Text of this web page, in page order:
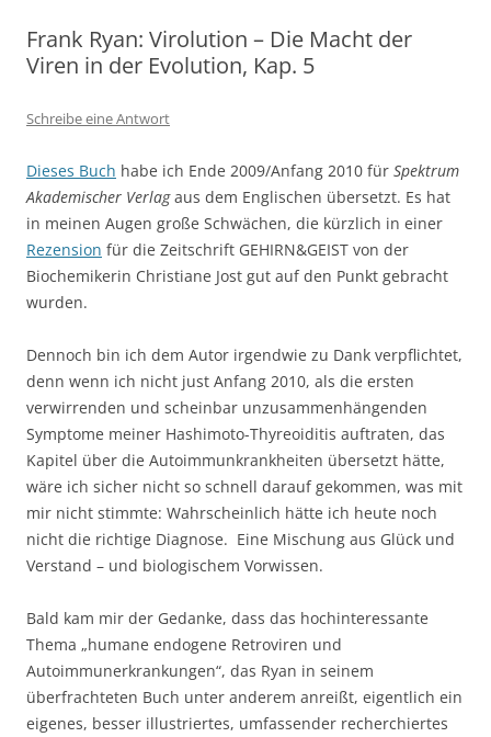
Frank Ryan: Virolution – Die Macht der
Viren in der Evolution, Kap. 5
Schreibe eine Antwort
Dieses Buch habe ich Ende 2009/Anfang 2010 für Spektrum
Akademischer Verlagaus dem Englischen übersetzt. Es hat
in meinen Augen große Schwächen, die kürzlich in einer
Rezension für die Zeitschrift GEHIRN&GEIST von der
Biochemikerin Christiane Jost gut auf den Punkt gebracht
wurden.
Dennoch bin ich dem Autor irgendwie zu Dank verpflichtet,
denn wenn ich nicht just Anfang 2010, als die ersten
verwirrenden und scheinbar unzusammenhängenden
Symptome meiner Hashimoto-Thyreoiditis auftraten, das
Kapitel über die Autoimmunkrankheiten übersetzt hätte,
wäre ich sicher nicht so schnell darauf gekommen, was mit
mir nicht stimmte: Wahrscheinlich hätte ich heute noch
nicht die richtige Diagnose. Eine Mischung aus Glück und
Verstand – und biologischem Vorwissen.
Bald kam mir der Gedanke, dass das hochinteressante
Thema „humane endogene Retroviren und
Autoimmunerkrankungen“, das Ryan in seinem
überfrachteten Buch unter anderem anreißt, eigentlich ein
eigenes, besser illustriertes, umfassender recherchiertes